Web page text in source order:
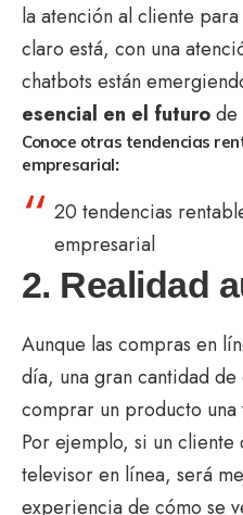
la atención al cliente
claro está, con una
chatbots están
esencial en el futurode
Conoce otras tendencias
empresarial:
20 tendencias
empresarial
2. Realidad
Aunque las compras en
día, una gran cantidad
comprar un producto
Por ejemplo, si un
televisor en línea, será
experiencia de cómo se